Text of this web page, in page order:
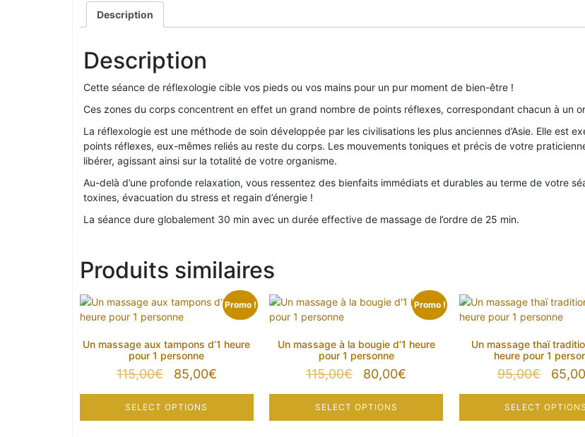
30
personne
Description
Description
Cette séance de réflexologie cible vos pieds ou vos mains pour un pur moment de bien-être !
Ces zones du corps concentrent en effet un grand nombre de points réflexes, correspondant chacun à un
La réflexologie est une méthode de soin développée par les civilisations les plus anciennes d’Asie. Elle est
points réflexes, eux-mêmes reliés au reste du corps. Les mouvements toniques et précis de votre
libérer, agissant ainsi sur la totalité de votre organisme.
Au-delà d’une profonde relaxation, vous ressentez des bienfaits immédiats et durables au terme de votre
toxines, évacuation du stress et regain d’énergie !
La séance dure globalement 30 min avec un durée effective de massage de l’ordre de 25 min.
Produits similaires
Promo !
Un massage aux tampons d’1 heure
pour 1 personne
115,00€
Le
initial
était :
85,00€Le
est :
SELECT OPTIONS
Promo !
Un massage à la bougie d’1 heure
pour 1 personne
115,00€
Le
initial
était :
80,00€
est :
SELECT OPTIONS
Un massage thaï
heure pour 1
95,00€
Le
initial
était :
SELECT OPTIONS